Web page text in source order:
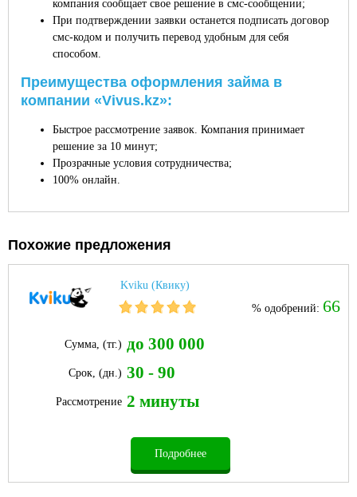
компания сообщает свое решение в смс-сообщении;
При подтверждении заявки останется подписать договор
смс-кодом и получить перевод удобным для себя
способом.
Преимущества оформления займа в
компании «Vivus.kz»:
Быстрое рассмотрение заявок. Компания принимает
решение за 10 минут;
Прозрачные условия сотрудничества;
100% онлайн.
Похожие предложения
Kviku (Квику)
% одобрений: 66
Сумма, (тг.) до 300 000
Срок, (дн.) 30 - 90
Рассмотрение 2 минуты
Подробнее